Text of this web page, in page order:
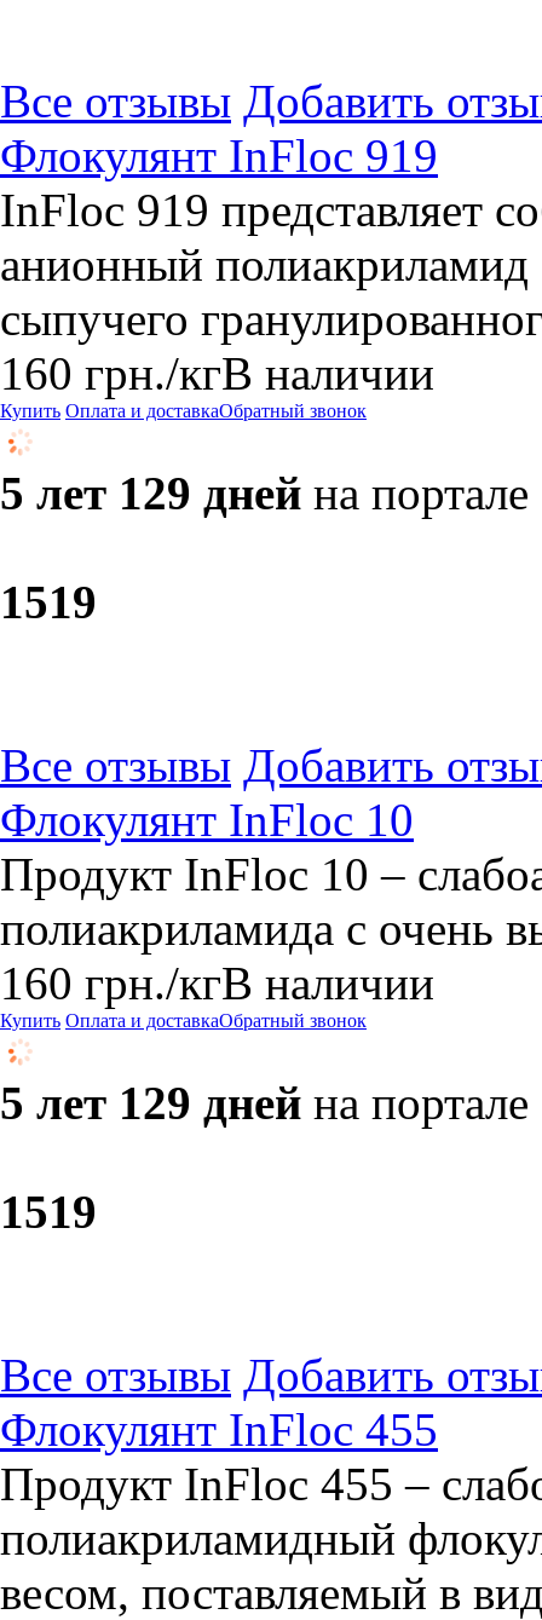
Все отзывы Добавить
Флокулянт InFloc 919
InFloc 919 представляет
анионный полиакриламид
сыпучего
160 грн./кгВ наличии
Купить Оплата и доставкаОбратный звонок
5 лет 129 дней на портале
1519
Все отзывы Добавить
Флокулянт InFloc 10
Продукт InFloc 10 –
полиакриламида с очень
160 грн./кгВ наличии
Купить Оплата и доставкаОбратный звонок
5 лет 129 дней на портале
1519
Все отзывы Добавить
Флокулянт InFloc 455
Продукт InFloc 455 –
полиакриламидный
весом, поставляемый в